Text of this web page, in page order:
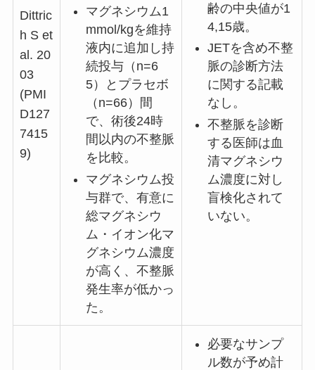
Dittric
h S et
al. 20
03
(PMI
D127
7415
9)
マグネシウム1
mmol/kgを維持
液内に追加し持
続投与（n=6
5）とプラセボ
（n=66）間
で、術後24時
間以内の不整脈
を比較。
マグネシウム投
与群で、有意に
総マグネシウ
ム・イオン化マ
グネシウム濃度
が高く、不整脈
発生率が低かっ
た。
齢の中央値が1
4,15歳。
JETを含め不整
脈の診断方法
に関する記載
なし。
不整脈を診断
する医師は血
清マグネシウ
ム濃度に対し
盲検化されて
いない。
必要なサンプ
ル数が予め計